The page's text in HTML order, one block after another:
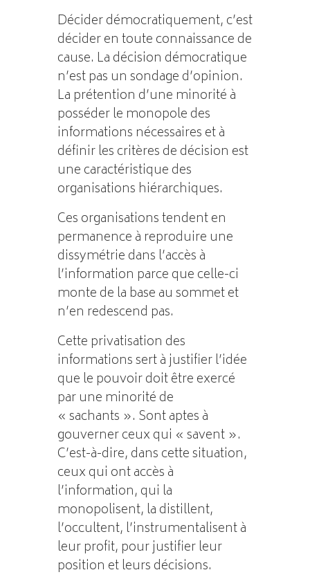
Décider démocratiquement, c’est
décider en toute connaissance de
cause. La décision démocratique
n’est pas un sondage d’opinion.
La prétention d’une minorité à
posséder le monopole des
informations nécessaires et à
définir les critères de décision est
une caractéristique des
organisations hiérarchiques.
Ces organisations tendent en
permanence à reproduire une
dissymétrie dans l’accès à
l’information parce que celle-ci
monte de la base au sommet et
n’en redescend pas.
Cette privatisation des
informations sert à justifier l’idée
que le pouvoir doit être exercé
par une minorité de
« sachants ». Sont aptes à
gouverner ceux qui « savent ».
C’est-à-dire, dans cette situation,
ceux qui ont accès à
l’information, qui la
monopolisent, la distillent,
l’occultent, l’instrumentalisent à
leur profit, pour justifier leur
position et leurs décisions.